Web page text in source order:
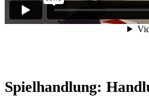
Spielhandlung: